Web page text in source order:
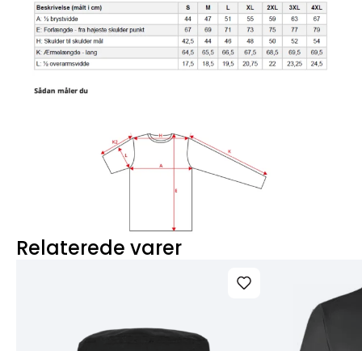
Relaterede varer